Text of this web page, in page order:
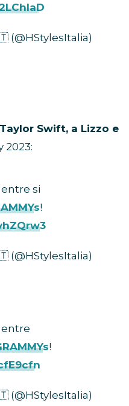
(@HStylesItalia)
Swift, a Lizzo e
2023:
si
!
(@HStylesItalia)
!
(@HStylesItalia)